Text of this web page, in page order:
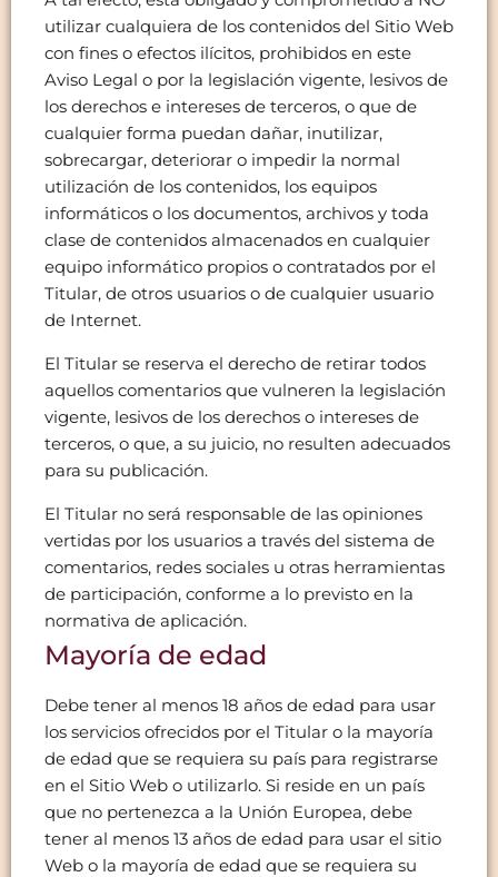
utilizar cualquiera de los contenidos del Sitio Web
con fines o efectos ilícitos, prohibidos en este
Aviso Legal o por la legislación vigente, lesivos de
los derechos e intereses de terceros, o que de
cualquier forma puedan dañar, inutilizar,
sobrecargar, deteriorar o impedir la normal
utilización de los contenidos, los equipos
informáticos o los documentos, archivos y toda
clase de contenidos almacenados en cualquier
equipo informático propios o contratados por el
Titular, de otros usuarios o de cualquier usuario
de Internet.
El Titular se reserva el derecho de retirar todos
aquellos comentarios que vulneren la legislación
vigente, lesivos de los derechos o intereses de
terceros, o que, a su juicio, no resulten adecuados
para su publicación.
El Titular no será responsable de las opiniones
vertidas por los usuarios a través del sistema de
comentarios, redes sociales u otras herramientas
de participación, conforme a lo previsto en la
normativa de aplicación.
Mayoría de edad
Debe tener al menos 18 años de edad para usar
los servicios ofrecidos por el Titular o la mayoría
de edad que se requiera su país para registrarse
en el Sitio Web o utilizarlo. Si reside en un país
que no pertenezca a la Unión Europea, debe
tener al menos 13 años de edad para usar el sitio
Web o la mayoría de edad que se requiera su